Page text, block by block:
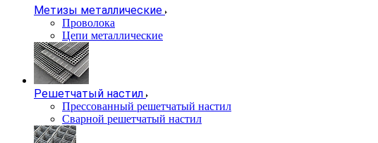
Метизы металлические
Проволока
Цепи металлические
Решетчатый настил
Прессованный решетчатый настил
Сварной решетчатый настил